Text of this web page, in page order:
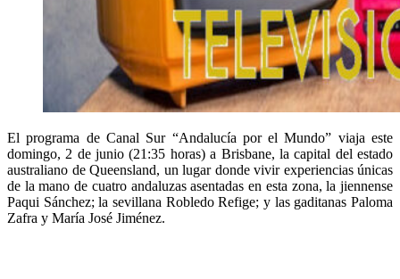
El programa de Canal Sur “Andalucía por el Mundo” viaja este
domingo, 2 de junio (21:35 horas) a Brisbane, la capital del estado
australiano de Queensland, un lugar donde vivir experiencias únicas
de la mano de cuatro andaluzas asentadas en esta zona, la jiennense
Paqui Sánchez; la sevillana Robledo Refige; y las gaditanas Paloma
Zafra y María José Jiménez.